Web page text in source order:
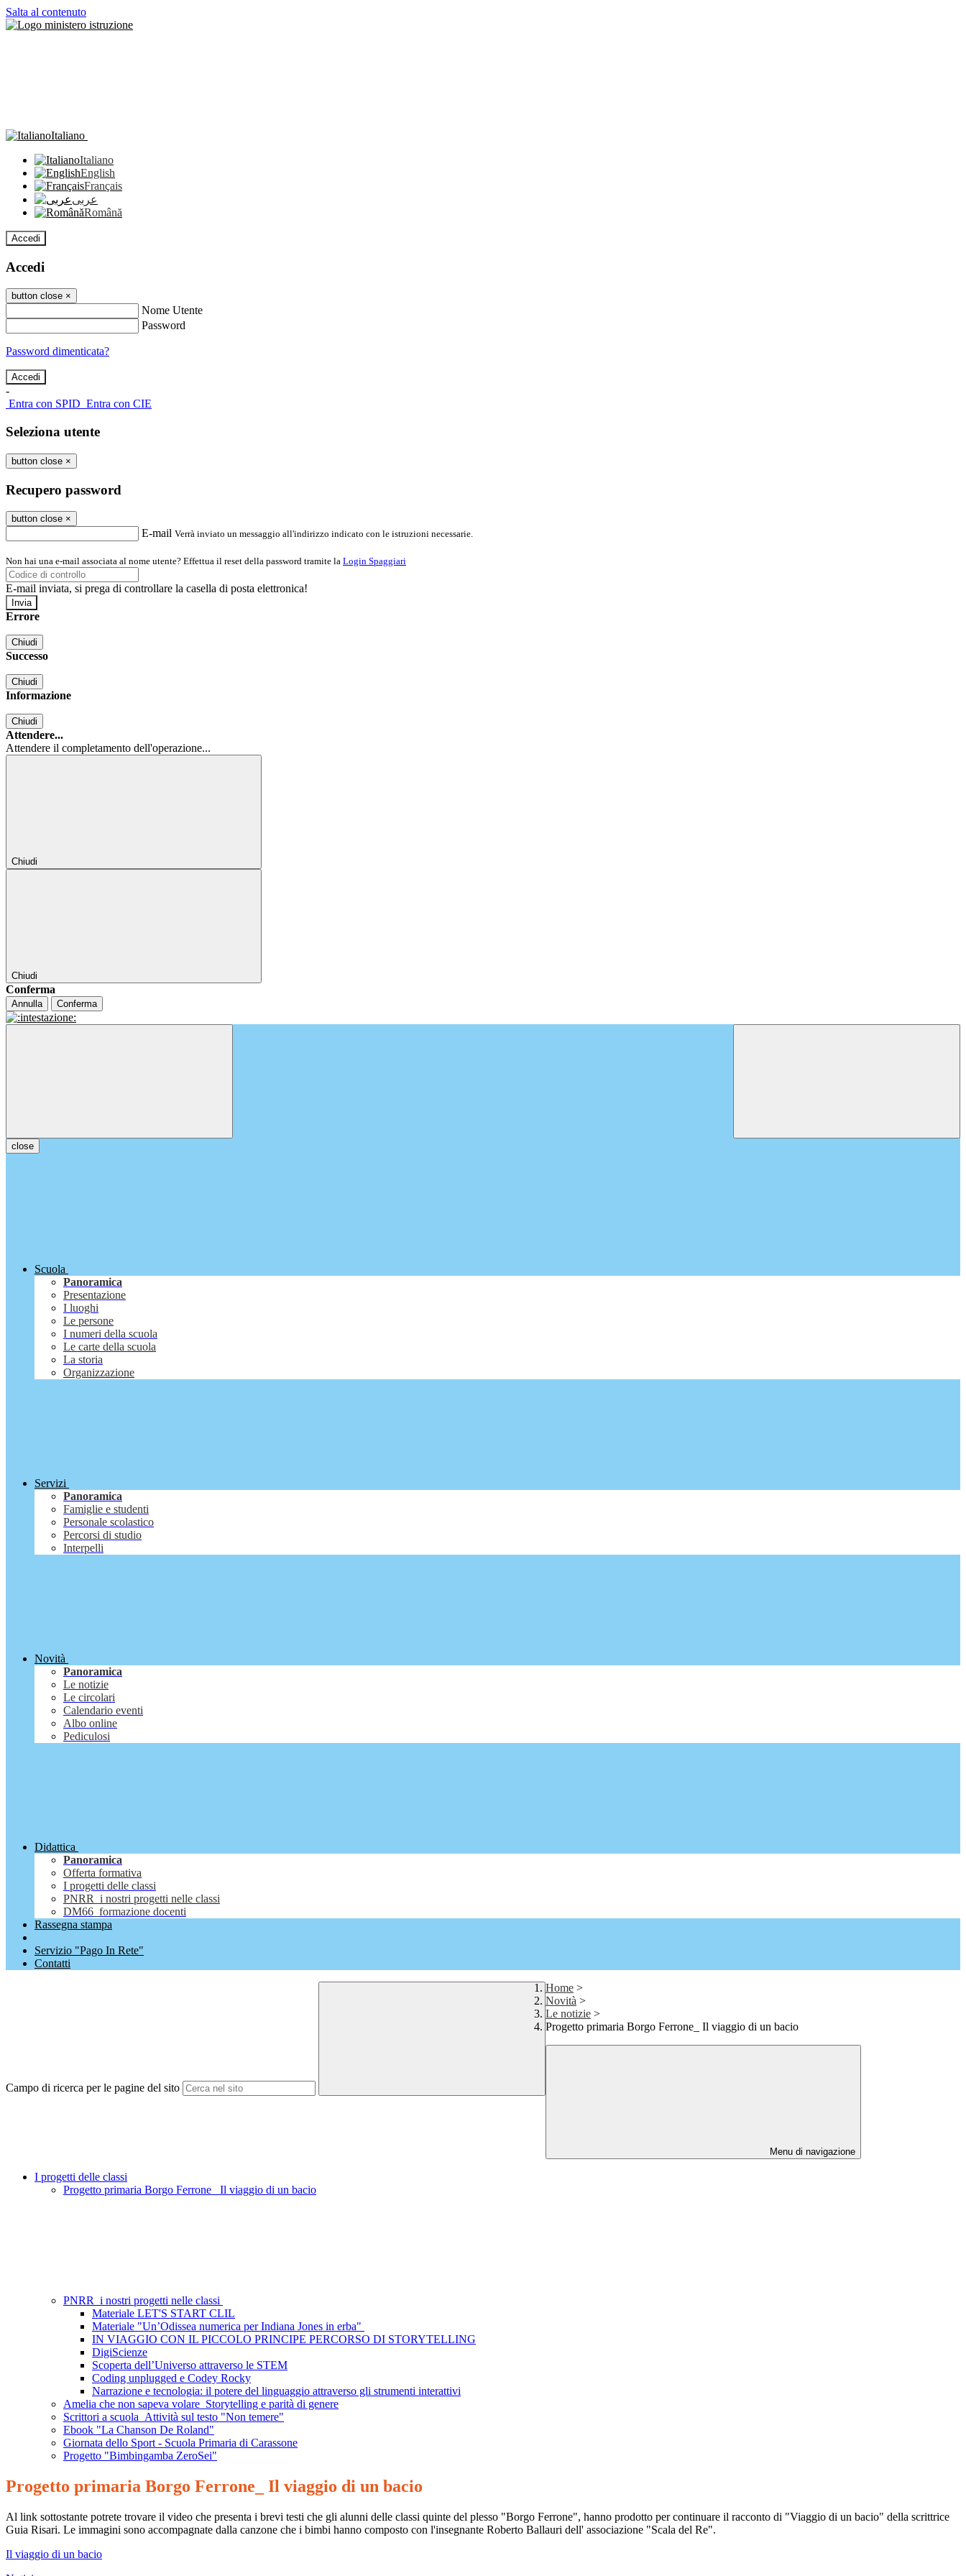
Salta al contenuto
Italiano
Italiano
English
Français
عربى
Română
Accedi
Accedi
button close ×
Nome Utente
Password
Password dimenticata?
-
Entra con SPID Entra con CIE
Seleziona utente
button close ×
Recupero password
button close ×
E-mail Verrà inviato un messaggio all'indirizzo indicato con le istruzioni necessarie.
Non hai una e-mail associata al nome utente? Effettua il reset della password tramite la Login Spaggiari
E-mail inviata, si prega di controllare la casella di posta elettronica!
Errore
Chiudi
Successo
Chiudi
Informazione
Chiudi
Attendere...
Attendere il completamento dell'operazione...
Chiudi
Chiudi
Conferma
Annulla Conferma
close
Scuola
Panoramica
Presentazione
I luoghi
Le persone
I numeri della scuola
Le carte della scuola
La storia
Organizzazione
Servizi
Panoramica
Famiglie e studenti
Personale scolastico
Percorsi di studio
Interpelli
Novità
Panoramica
Le notizie
Le circolari
Calendario eventi
Albo online
Pediculosi
Didattica
Panoramica
Offerta formativa
I progetti delle classi
PNRR_i nostri progetti nelle classi
DM66_formazione docenti
Rassegna stampa
Servizio "Pago In Rete"
Contatti
Campo di ricerca per le pagine del sito
Home >
Novità >
Le notizie >
Progetto primaria Borgo Ferrone_ Il viaggio di un bacio
Menu di navigazione
I progetti delle classi
Progetto primaria Borgo Ferrone_ Il viaggio di un bacio
PNRR_i nostri progetti nelle classi
Materiale LET'S START CLIL
Materiale "Un’Odissea numerica per Indiana Jones in erba"
IN VIAGGIO CON IL PICCOLO PRINCIPE PERCORSO DI STORYTELLING
DigiScienze
Scoperta dell’Universo attraverso le STEM
Coding unplugged e Codey Rocky
Narrazione e tecnologia: il potere del linguaggio attraverso gli strumenti interattivi
Amelia che non sapeva volare_Storytelling e parità di genere
Scrittori a scuola_Attività sul testo "Non temere"
Ebook "La Chanson De Roland"
Giornata dello Sport - Scuola Primaria di Carassone
Progetto "Bimbingamba ZeroSei"
Progetto primaria Borgo Ferrone_ Il viaggio di un bacio
Al link sottostante potrete trovare il video che presenta i brevi testi che gli alunni delle classi quinte del plesso "Borgo Ferrone", hanno prodotto per continuare il racconto di "Viaggio di un bacio" della scrittrice
Guia Risari. Le immagini sono accompagnate dalla canzone che i bimbi hanno composto con l'insegnante Roberto Ballauri dell' associazione "Scala del Re".
Il viaggio di un bacio